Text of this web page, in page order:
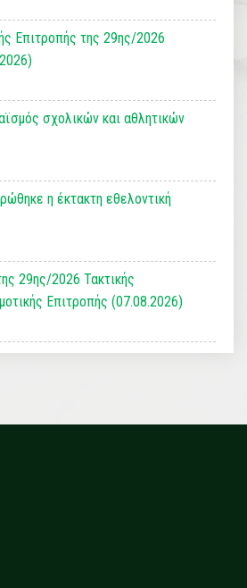
Επιτροπής της 29ης/2026
σχολικών και αθλητικών
η έκτακτη εθελοντική
29ης/2026 Τακτικής
Επιτροπής (07.08.2026)